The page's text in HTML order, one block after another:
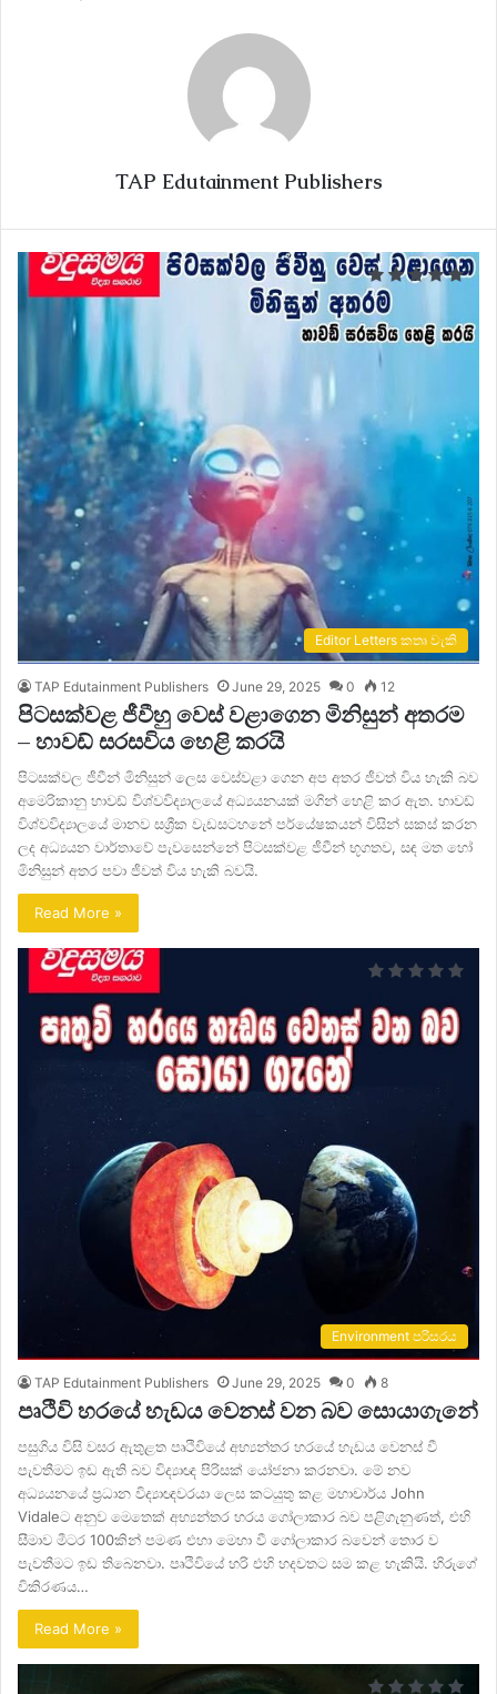
TAP Edutainment Publishers
Editor Letters කතෘ වැකි
TAP Edutainment Publishers June 29, 2025 0 12
පිටසක්වළ ජීවීහු වෙස් වළාගෙන මිනිසුන් අතරම
– හාවඩ් සරසවිය හෙළි කරයි
පිටසක්වල ජීවීන් මිනිසුන් ලෙස වෙස්වළා ගෙන අප අතර ජීවත් විය හැකි බව
අමෙරිකානු හාවඩ් විශ්වවිද්‍යාලයේ අධ්‍යයනයක් මගින් හෙළි කර ඇත. හාවඩ්
විශ්වවිද්‍යාලයේ මානව සශ්‍රීක වැඩසටහනේ පර්යේෂකයන් විසින් සකස් කරන
ලද අධ්‍යයන වාර්තාවේ පැවසෙන්නේ පිටසක්වළ ජීවීන් භූගතව, සඳ මත හෝ
මිනිසුන් අතර පවා ජීවත් විය හැකි බවයි.
Read More »
Environment පරිසරය
TAP Edutainment Publishers June 29, 2025 0 8
පෘථිවි හරයේ හැඩය වෙනස් වන බව සොයාගැනේ
පසුගිය විසි වසර ඇතුළත පෘථිවියේ අභ්‍යන්තර හරයේ හැඩය වෙනස් වී
පැවතීමට ඉඩ ඇති බව විද්‍යාඥ පිරිසක් යෝජනා කරනවා. මේ නව
අධ්‍යයනයේ ප්‍රධාන විද්‍යාඥවරයා ලෙස කටයුතු කළ මහාචාර්ය John
Vidaleට අනුව මෙතෙක් අභ්‍යන්තර හරය ගෝලාකාර බව පළිගැනුණත්, එහි
සීමාව මීටර 100කින් පමණ එහා මෙහා වී ගෝලාකාර බවෙන් තොර ව
පැවතීමට ඉඩ තිබෙනවා. පෘථිවියේ හරි එහි හදවතට සම කළ හැකියි. හිරුගේ
විකිරණය…
Read More »